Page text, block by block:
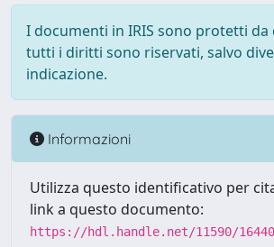
I documenti in IRIS sono protetti
tutti i diritti sono riservati, salvo
indicazione.
Informazioni
Utilizza questo identificativo per
link a questo documento:
https://hdl.handle.net/11590/